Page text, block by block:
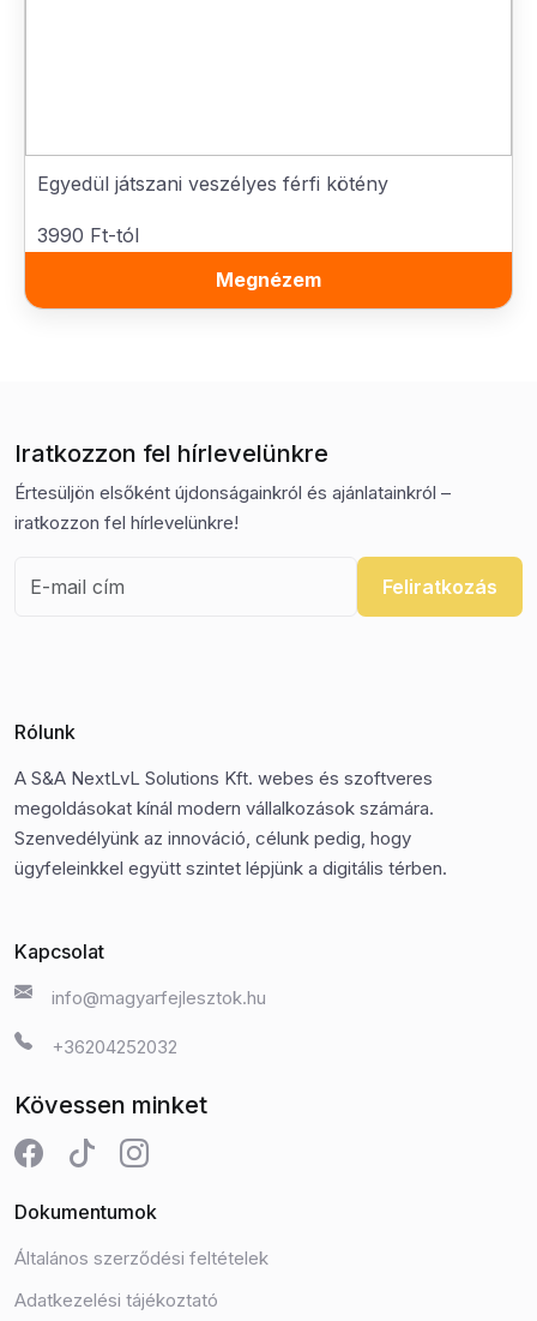
Egyedül játszani veszélyes férfi kötény
3990 Ft-tól
Megnézem
Iratkozzon fel hírlevelünkre
Értesüljön elsőként újdonságainkról és ajánlatainkról –
iratkozzon fel hírlevelünkre!
Feliratkozás
Rólunk
A S&A NextLvL Solutions Kft. webes és szoftveres
megoldásokat kínál modern vállalkozások számára.
Szenvedélyünk az innováció, célunk pedig, hogy
ügyfeleinkkel együtt szintet lépjünk a digitális térben.
Kapcsolat
info@magyarfejlesztok.hu
+36204252032
Kövessen minket
Dokumentumok
Általános szerződési feltételek
Adatkezelési tájékoztató